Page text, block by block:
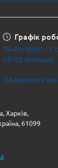
Графік
Пн–Пт: 09:00 –
Сб-Нд: Вихідний
Оформляйте
Харків,
61099